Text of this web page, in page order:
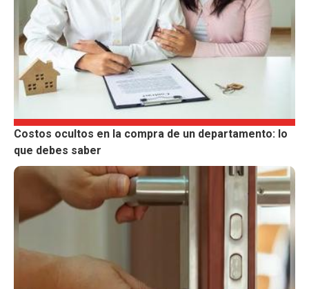
Costos ocultos en la compra de un departamento: lo
que debes saber